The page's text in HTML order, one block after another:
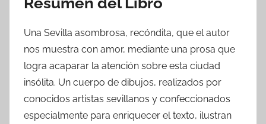
Una Sevilla asombrosa, recóndita, que el autor
nos muestra con amor, mediante una prosa que
logra acaparar la atención sobre esta ciudad
insólita. Un cuerpo de dibujos, realizados por
conocidos artistas sevillanos y confeccionados
especialmente para enriquecer el texto, ilustran